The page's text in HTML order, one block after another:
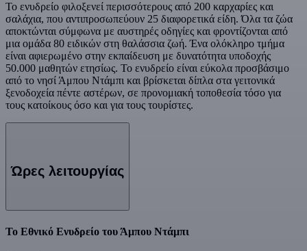
Το ενυδρείο φιλοξενεί περισσότερους από 200 καρχαρίες και
σαλάχια, που αντιπροσωπεύουν 25 διαφορετικά είδη. Όλα τα ζώα
αποκτώνται σύμφωνα με αυστηρές οδηγίες και φροντίζονται από
μια ομάδα 80 ειδικών στη θαλάσσια ζωή. Ένα ολόκληρο τμήμα
είναι αφιερωμένο στην εκπαίδευση με δυνατότητα υποδοχής
50.000 μαθητών ετησίως. Το ενυδρείο είναι εύκολα προσβάσιμο
από το νησί Άμπου Ντάμπι και βρίσκεται δίπλα στα γειτονικά
ξενοδοχεία πέντε αστέρων, σε προνομιακή τοποθεσία τόσο για
τους κατοίκους όσο και για τους τουρίστες.
Ώρες λειτουργίας
Το Εθνικό Ενυδρείο του Άμπου Ντάμπι